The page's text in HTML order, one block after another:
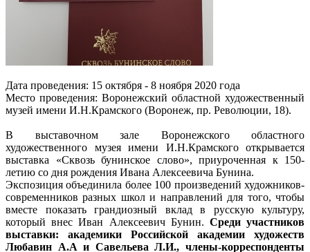
Дата проведения: 15 октября - 8 ноября 2020 года
Место проведения: Воронежский областной художественный
музей имени И.Н.Крамского (Воронеж, пр. Революции, 18).
В выставочном зале Воронежского областного
художественного музея имени И.Н.Крамского открывается
выставка «Сквозь бунинское слово», приуроченная к 150-
летию со дня рождения Ивана Алексеевича Бунина.
Экспозиция объединила более 100 произведений художников-
современников разных школ и направлений для того, чтобы
вместе показать грандиозный вклад в русскую культуру,
который внес Иван Алексеевич Бунин. Среди участников
выставки: академики Российской академии художеств
Любавин А.А и Савельева Л.И., члены-корреспонденты